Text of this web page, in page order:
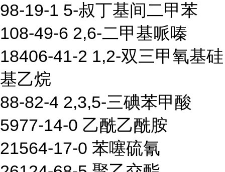
98-19-1 5-叔丁基间二甲苯
108-49-6 2,6-二甲基哌嗪
18406-41-2 1,2-双三甲氧基硅
基乙烷
88-82-4 2,3,5-三碘苯甲酸
5977-14-0 乙酰乙酰胺
21564-17-0 苯噻硫氰